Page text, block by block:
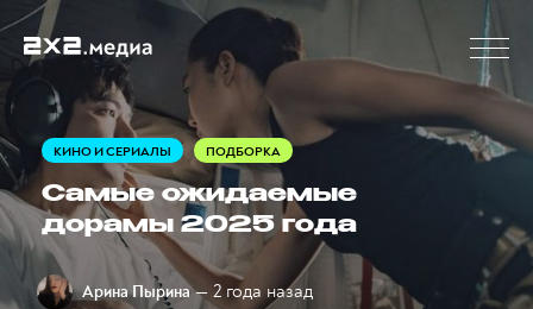
КИНО И СЕРИАЛЫ ПОДБОРКА
Самые ожидаемые
дорамы 2025 года
Арина Пырина — 2 года назад